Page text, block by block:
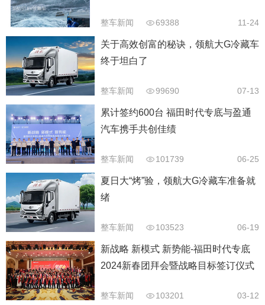
整车新闻 69388 11-24
关于高效创富的秘诀，领航大G冷藏车
终于坦白了
整车新闻 99690 07-13
累计签约600台 福田时代专底与盈通
汽车携手共创佳绩
整车新闻 101739 06-25
夏日大“烤”验，领航大G冷藏车准备就
绪
整车新闻 103523 06-19
新战略 新模式 新势能-福田时代专底
2024新春团拜会暨战略目标签订仪式
整车新闻 103201 03-12